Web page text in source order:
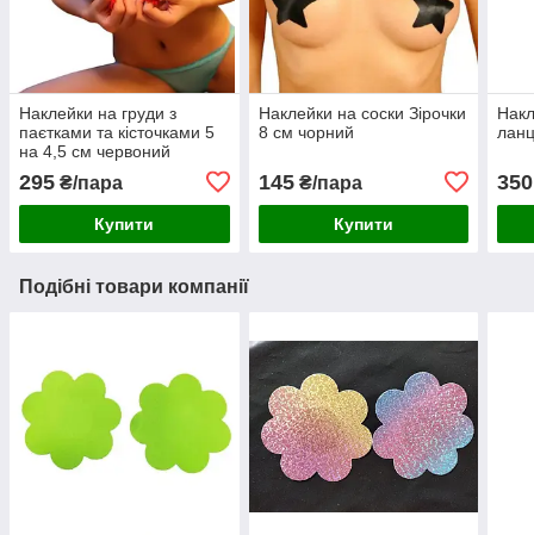
Наклейки на груди з
паєтками та кісточками 5
на 4,5 см червоний
295 ₴/пара
Купити
Наклейки на соски Зірочки
8 см чорний
145₴/пара
Купити
350
Подібні товари компанії